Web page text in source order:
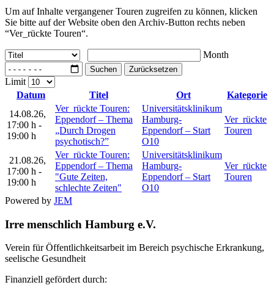
Um auf Inhalte vergangener Touren zugreifen zu können, klicken
Sie bitte auf der Website oben den Archiv-Button rechts neben
“Ver_rückte Touren“.
Month
Suchen Zurücksetzen
Limit
Datum
Titel Ort
Kategorie
14.08.26,
17:00 h -
19:00 h
Ver_rückte Touren:
Eppendorf – Thema
„Durch Drogen
psychotisch?”
Universitätsklinikum
Hamburg-
Eppendorf – Start
O10
Ver_rückte
Touren
21.08.26,
17:00 h -
19:00 h
Ver_rückte Touren:
Eppendorf – Thema
"Gute Zeiten,
schlechte Zeiten"
Universitätsklinikum
Hamburg-
Eppendorf – Start
O10
Ver_rückte
Touren
Powered by JEM
Irre menschlich Hamburg e.V.
Verein für Öffentlichkeitsarbeit im Bereich psychische Erkrankung,
seelische Gesundheit
Finanziell gefördert durch: